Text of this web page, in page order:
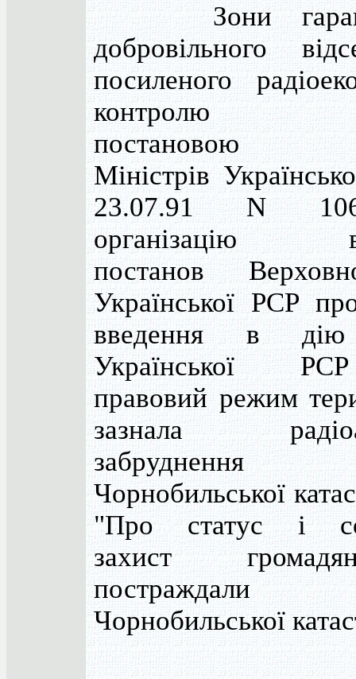
Зони
добровільного
посиленого
контролю
постановою
Міністрів
23.07.91 N
організацію
постанов
Української РСР
введення в дію
Української
правовий режим
зазнала
забруднення
Чорнобильської
"Про статус і
захист
постраждали
Чорнобильської